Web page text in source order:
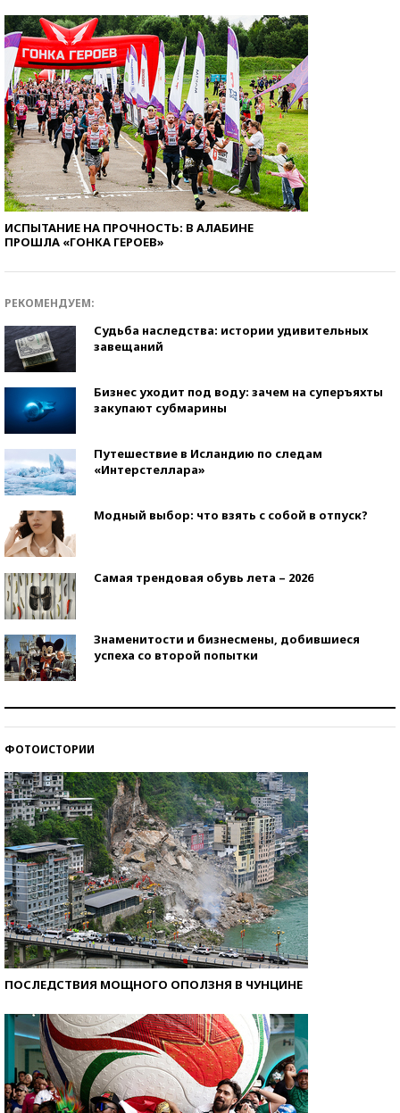
ИСПЫТАНИЕ НА ПРОЧНОСТЬ: В АЛАБИНЕ
ПРОШЛА «ГОНКА ГЕРОЕВ»
РЕКОМЕНДУЕМ:
Судьба наследства: истории удивительных
завещаний
Бизнес уходит под воду: зачем на суперъяхты
закупают субмарины
Путешествие в Исландию по следам
«Интерстеллара»
Модный выбор: что взять с собой в отпуск?
Самая трендовая обувь лета – 2026
Знаменитости и бизнесмены, добившиеся
успеха со второй попытки
ФОТОИСТОРИИ
ПОСЛЕДСТВИЯ МОЩНОГО ОПОЛЗНЯ В ЧУНЦИНЕ